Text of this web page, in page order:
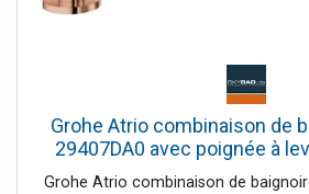
Grohe Atrio combinaison de
29407DA0 avec poignée à
soleil chaud
Grohe Atrio combinaison de